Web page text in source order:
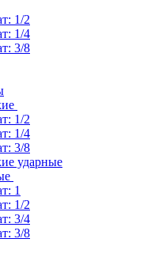
1/2
1/4
3/8
1/2
1/4
3/8
ударные
1
1/2
3/4
3/8